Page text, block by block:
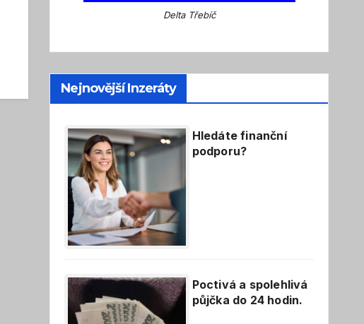
Delta Třebíč
Nejnovější Inzeráty
Hledáte finanční
podporu?
Poctivá a spolehlivá
půjčka do 24 hodin.